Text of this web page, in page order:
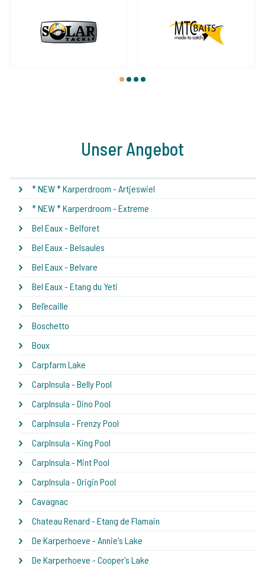
1 2 3 4
Unser Angebot
* NEW * Karperdroom - Artjeswiel
* NEW * Karperdroom - Extreme
Bel Eaux - Belforet
Bel Eaux - Belsaules
Bel Eaux - Belvare
Bel Eaux - Etang du Yeti
Bel'ecaille
Boschetto
Boux
Carpfarm Lake
CarpInsula - Belly Pool
CarpInsula - Dino Pool
CarpInsula - Frenzy Pool
CarpInsula - King Pool
CarpInsula - Mint Pool
CarpInsula - Origin Pool
Cavagnac
Chateau Renard - Etang de Flamain
De Karperhoeve - Annie's Lake
De Karperhoeve - Cooper's Lake